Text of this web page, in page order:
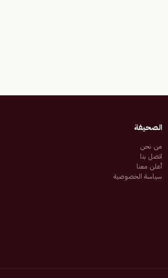
الصحيفة
من نحن
اتصل بنا
أعلن معنا
سياسة الخصوصية